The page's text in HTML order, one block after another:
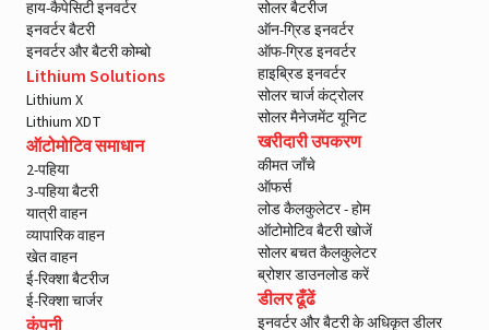
हाय-कैपेसिटी इनवर्टर
इनवर्टर बैटरी
इनवर्टर और बैटरी कोम्बो
Lithium Solutions
Lithium X
Lithium XDT
ऑटोमोटिव समाधान
2-पहिया
3-पहिया बैटरी
यात्री वाहन
व्यापारिक वाहन
खेत वाहन
ई-रिक्शा बैटरीज
ई-रिक्शा चार्जर
सोलर बैटरीज
ऑन-ग्रिड इनवर्टर
ऑफ-ग्रिड इनवर्टर
हाइब्रिड इनवर्टर
सोलर चार्ज कंट्रोलर
सोलर मैनेजमेंट यूनिट
खरीदारी उपकरण
कीमत जाँचे
ऑफर्स
लोड कैलकुलेटर - होम
ऑटोमोटिव बैटरी खोजें
सोलर बचत कैलकुलेटर
ब्रोशर डाउनलोड करें
डीलर ढूँढें
इनवर्टर और बैटरी के अधिकृत डीलर